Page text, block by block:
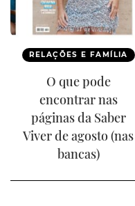
RELAÇÕES E FAMÍLIA
O que pode
encontrar nas
páginas da Saber
Viver de agosto (nas
bancas)